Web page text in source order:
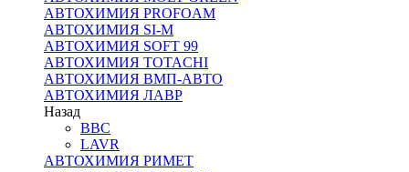
АВТОХИМИЯ PROFOAM
АВТОХИМИЯ SI-M
АВТОХИМИЯ SOFT 99
АВТОХИМИЯ TOTACHI
АВТОХИМИЯ ВМП-АВТО
АВТОХИМИЯ ЛАВР
Назад
BBC
LAVR
АВТОХИМИЯ РИМЕТ